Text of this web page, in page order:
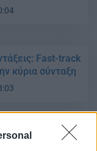
Fast-track
κύρια σύνταξη
η